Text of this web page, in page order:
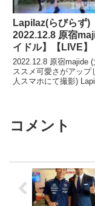
Lapilaz(らびらず)
2022.12.8 原宿
イドル】【LIVE】
ニング】真白 みゆ
んこ
2022.12.8 原宿majide (
ススメ可愛さがアップ
人スマホにて撮影)
コメント